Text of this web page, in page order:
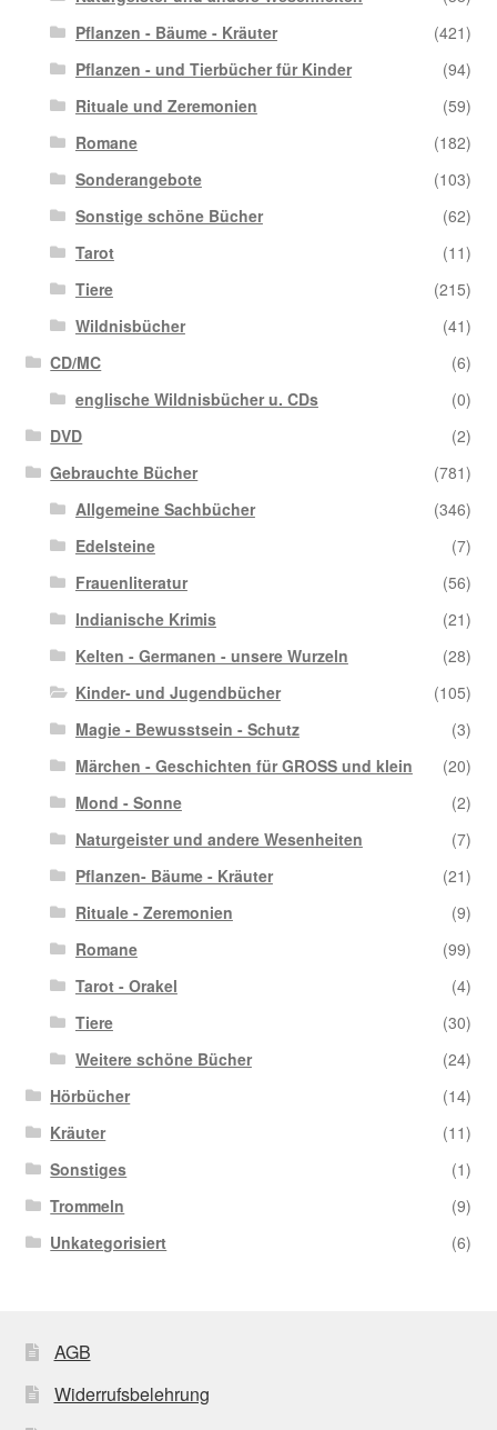
Pflanzen - Bäume - Kräuter
(421)
Pflanzen - und Tierbücher für Kinder
(94)
Rituale und Zeremonien
(59)
Romane
(182)
Sonderangebote
(103)
Sonstige schöne Bücher
(62)
Tarot
(11)
Tiere
(215)
Wildnisbücher
(41)
CD/MC
(6)
englische Wildnisbücher u. CDs
(0)
DVD
(2)
Gebrauchte Bücher
(781)
Allgemeine Sachbücher
(346)
Edelsteine
(7)
Frauenliteratur
(56)
Indianische Krimis
(21)
Kelten - Germanen - unsere Wurzeln
(28)
Kinder- und Jugendbücher
(105)
Magie - Bewusstsein - Schutz
(3)
Märchen - Geschichten für GROSS und klein
(20)
Mond - Sonne
(2)
Naturgeister und andere Wesenheiten
(7)
Pflanzen- Bäume - Kräuter
(21)
Rituale - Zeremonien
(9)
Romane
(99)
Tarot - Orakel
(4)
Tiere
(30)
Weitere schöne Bücher
(24)
Hörbücher
(14)
Kräuter
(11)
Sonstiges
(1)
Trommeln
(9)
Unkategorisiert
(6)
AGB
Widerrufsbelehrung